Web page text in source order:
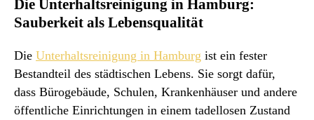
Die Unterhaltsreinigung in Hamburg:
Sauberkeit als Lebensqualität
Die Unterhaltsreinigung in Hamburg ist ein fester
Bestandteil des städtischen Lebens. Sie sorgt dafür,
dass Bürogebäude, Schulen, Krankenhäuser und andere
öffentliche Einrichtungen in einem tadellosen Zustand